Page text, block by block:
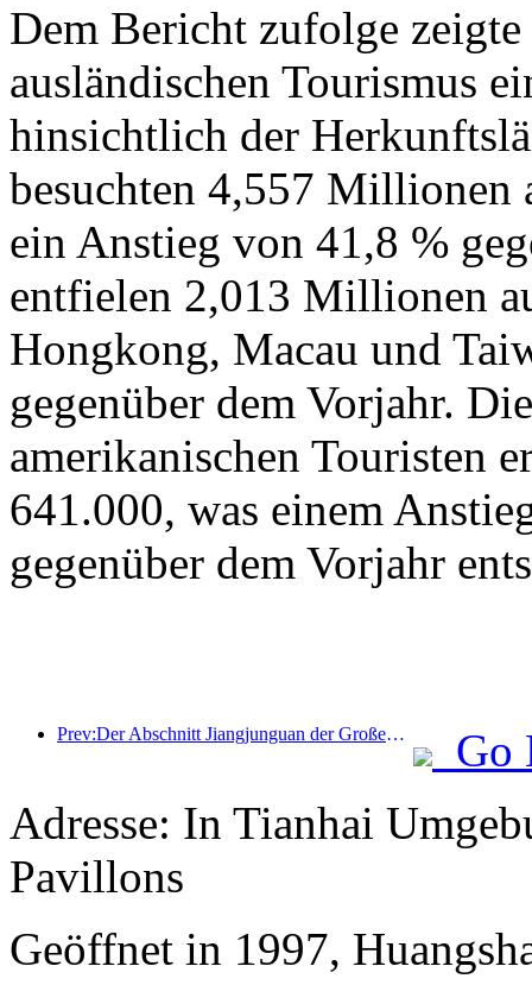
Dem Bericht zufolge
ausländischen Tourismus
hinsichtlich der
besuchten 4,557 Millionen
ein Anstieg von 41,8 %
entfielen 2,013 Millionen
Hongkong, Macau und
gegenüber dem Vorjahr.
amerikanischen Touristen
641.000, was einem
gegenüber dem Vorjahr
Prev:Der Abschnitt Jiangjunguan der Großen Mauer im Bezirk Pinggu in Peking soll voraussichtlich bereits Ende 2026 für die Öffentlichkeit zugänglich gemacht werden.
Go
Adresse: In Tianhai
Pavillons
Geöffnet in 1997,